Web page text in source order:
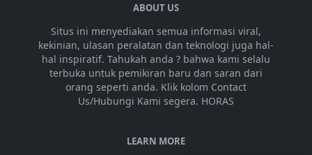
ABOUT US
Situs ini menyediakan semua informasi viral,
kekinian, ulasan peralatan dan teknologi juga hal-
hal inspiratif. Tahukah anda ? bahwa kami selalu
terbuka untuk pemikiran baru dan saran dari
orang seperti anda. Klik kolom Contact
Us/Hubungi Kami segera. HORAS
LEARN MORE